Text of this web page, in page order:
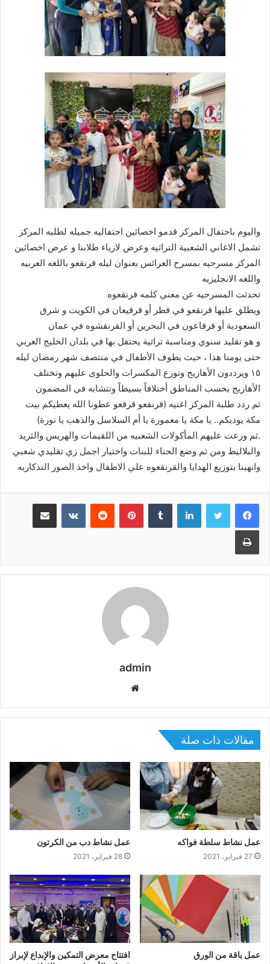
واليوم باحتفال المركز قدمو اخصائين احتفاليه جميله لطلبه المركز
تشمل الاغاني الشعبية التراثيه وعرض لازياء طلابنا و عرض اخصائين
المركز مسرحيه بمسرح العرائس بعنوان ليله قرنقعو باللغه العربيه
واللغه الانجليزيه
تحدثت المسرحيه عن معني كلمه قرنقعوه
ويطلق عليها قرنقعو في قطر أو قرقيعان في الكويت و شرق
السعودية أو قرقاعون في البحرين أو القرنقشوه في عمان
و هو تقليد سنوي ومناسبة تراثية يحتفل بها في بلدان الخليج العربي
حتى يومنا هذا ، حيث يطوف الأطفال في منتصف شهر رمضان ليله
١٥ ويرددون الأهازيج وتوزع المكسرات والحلوى عليهم وتختلف
الأهازيج بحسب المناطق أختلافاً بسيطاً وتتشابه في المضمون
ثم ردد طلبة المركز اغنيه (قرنقعو قرقعو عطونا الله يعطيكم بيت
مكة يوديكم.. يا مكة يا معمورة يا أم السلاسل والذهب يا نورة)
.ثم وزعت عليهم المأكولات الشعبيه من اللقيمات والهريس والثريد
والبلاليط ومن ثم وضع الحناء للبنات واختيار اجمل زي تقليدي شعبي
وانهينا بتوزيع الهدايا والقرنقعوه علي الاطفال واخذ الصور التذكاريه
لينكدإن بينتيريست مشاركة عبر البريد
طباعة
admin
مقالات ذات صلة
عمل نشاط سلطة فواكه
27 فبراير، 2021
عمل نشاط دب من الكرتون
28 فبراير، 2021
عمل باقة من الورق
افتتاح معرض التمكين والإبداع لإبراز